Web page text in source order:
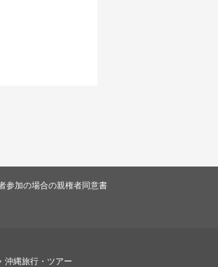
参加の場合の親権者同意書
沖縄旅行・ツアー